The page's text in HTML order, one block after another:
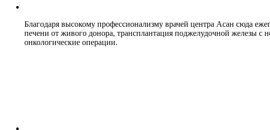
Благодаря высокому профессионализму врачей центра Асан сюда
печени от живого донора, трансплантация поджелудочной железы
онкологические операции.